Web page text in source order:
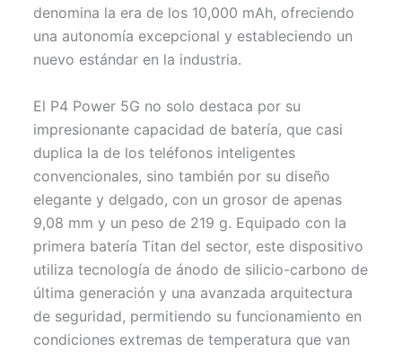
denomina la era de los 10,000 mAh, ofreciendo
una autonomía excepcional y estableciendo un
nuevo estándar en la industria.
El P4 Power 5G no solo destaca por su
impresionante capacidad de batería, que casi
duplica la de los teléfonos inteligentes
convencionales, sino también por su diseño
elegante y delgado, con un grosor de apenas
9,08 mm y un peso de 219 g. Equipado con la
primera batería Titan del sector, este dispositivo
utiliza tecnología de ánodo de silicio-carbono de
última generación y una avanzada arquitectura
de seguridad, permitiendo su funcionamiento en
condiciones extremas de temperatura que van